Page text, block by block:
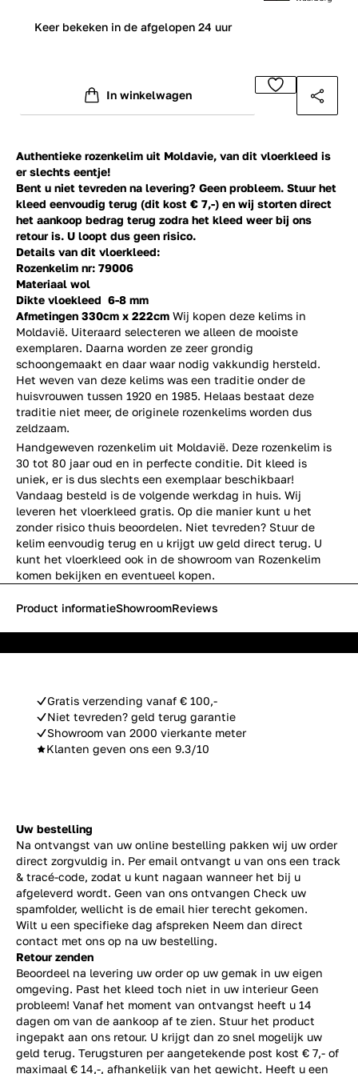
Authentieke rozenkelim uit Moldavie, van dit vloerkleed is
er slechts eentje!
Bent u niet tevreden na levering? Geen probleem. Stuur het
kleed eenvoudig terug (dit kost € 7,-) en wij storten direct
het aankoop bedrag terug zodra het kleed weer bij ons
retour is. U loopt dus geen risico.
Details van dit vloerkleed:
Rozenkelim nr: 79006
Materiaal wol
Dikte vloekleed 6-8 mm
Afmetingen 330cm x 222cm Wij kopen deze kelims in
Moldavië. Uiteraard selecteren we alleen de mooiste
exemplaren. Daarna worden ze zeer grondig
schoongemaakt en daar waar nodig vakkundig hersteld.
Het weven van deze kelims was een traditie onder de
huisvrouwen tussen 1920 en 1985. Helaas bestaat deze
traditie niet meer, de originele rozenkelims worden dus
zeldzaam.
Keer bekeken in de afgelopen 24 uur
In winkelwagen
Handgeweven rozenkelim uit Moldavië. Deze rozenkelim is
30 tot 80 jaar oud en in perfecte conditie. Dit kleed is
uniek, er is dus slechts een exemplaar beschikbaar!
Vandaag besteld is de volgende werkdag in huis. Wij
leveren het vloerkleed gratis. Op die manier kunt u het
zonder risico thuis beoordelen. Niet tevreden? Stuur de
kelim eenvoudig terug en u krijgt uw geld direct terug. U
kunt het vloerkleed ook in de showroom van Rozenkelim
komen bekijken en eventueel kopen.
Gratis verzending vanaf € 100,-
Niet tevreden? geld terug garantie
Showroom van 2000 vierkante meter
Klanten geven ons een 9.3/10
Product informatieShowroomReviews
Uw bestelling
Na ontvangst van uw online bestelling pakken wij uw order
direct zorgvuldig in. Per email ontvangt u van ons een track
& tracé-code, zodat u kunt nagaan wanneer het bij u
afgeleverd wordt. Geen van ons ontvangen Check uw
spamfolder, wellicht is de email hier terecht gekomen.
Wilt u een specifieke dag afspreken Neem dan direct
contact met ons op na uw bestelling.
Retour zenden
Beoordeel na levering uw order op uw gemak in uw eigen
omgeving. Past het kleed toch niet in uw interieur Geen
probleem! Vanaf het moment van ontvangst heeft u 14
dagen om van de aankoop af te zien. Stuur het product
ingepakt aan ons retour. U krijgt dan zo snel mogelijk uw
geld terug. Terugsturen per aangetekende post kost € 7,- of
maximaal € 14,-, afhankelijk van het gewicht. Heeft u een